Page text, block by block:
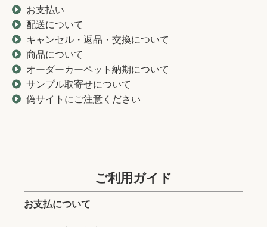
お支払い
配送について
キャンセル・返品・交換について
商品について
オーダーカーペット納期について
サンプル取寄せについて
偽サイトにご注意ください
ご利用ガイド
お支払について